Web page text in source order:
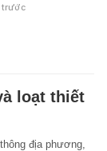
trước
loạt thiết
địa phương,